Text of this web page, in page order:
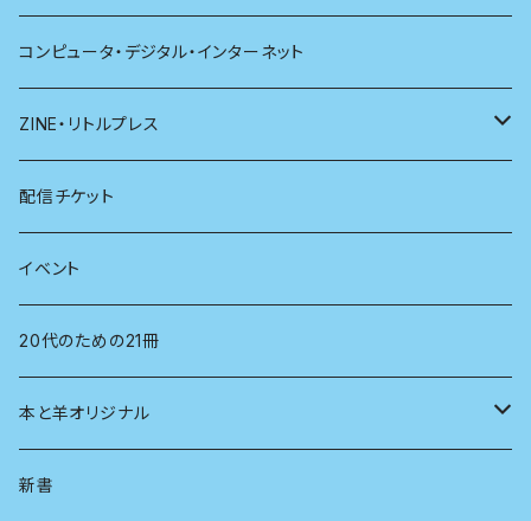
哲学
医学
看護学
心理学
経営学
言語学
法律
人類学
珈琲
雑貨
コンピュータ・デジタル・インターネット
ZINE・リトルプレス
電子版（EPub）
電子版（PDF）
配信チケット
イベント
20代のための21冊
本と羊オリジナル
アロマスプレー
新書